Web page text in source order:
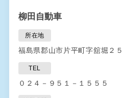
柳田自動車
所在地
福島県郡山市片平町字舘堀２５
TEL
０２４－９５１－１５５５